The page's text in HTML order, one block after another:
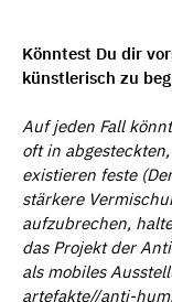
Könntest Du dir
künstlerisch zu
Auf jeden Fall kö
oft in
existieren feste
stärkere
aufzubrechen,
das Projekt der
als mobiles
artefakte//anti-